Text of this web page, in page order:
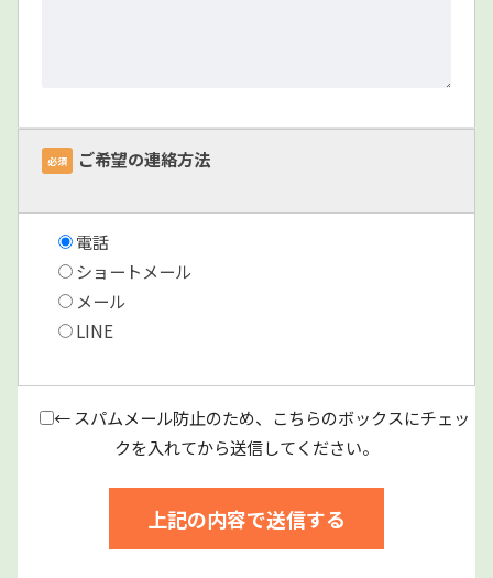
必須 ご希望の連絡方法
電話
ショートメール
メール
LINE
← スパムメール防止のため、こちらのボックスにチェッ
クを入れてから送信してください。